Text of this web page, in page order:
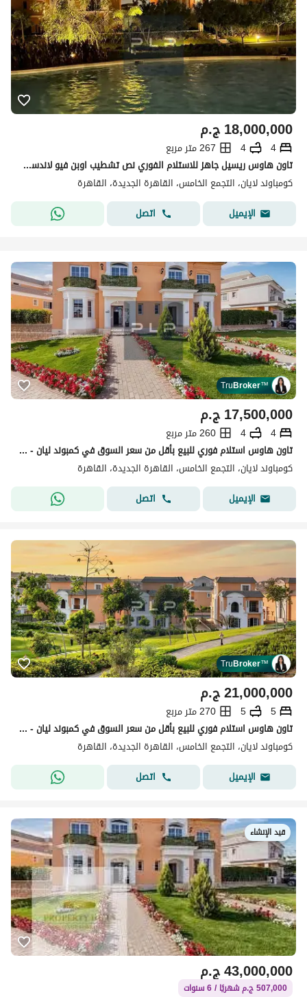
ج.م18,000,000
4
4
267 متر مربع
تاون هاوس ريسيل جاهز للاستلام الفوري نص تشطيب اوبن فيو لاندسكيب للبيع في كمبوند لايان صبور باقل سعر ف السوق
كومباوند لايان، التجمع الخامس، القاهرة الجديدة، القاهرة
الإيميل
اتصل
TruBroker™
ج.م17,500,000
4
4
260 متر مربع
تاون هاوس استلام فوري للبيع بأقل من سعر السوق في كمبوند ليان - التجمع الخامس
كومباوند لايان، التجمع الخامس، القاهرة الجديدة، القاهرة
الإيميل
اتصل
TruBroker™
ج.م21,000,000
5
5
270 متر مربع
تاون هاوس استلام فوري للبيع بأقل من سعر السوق في كمبوند ليان - التجمع الخامس
كومباوند لايان، التجمع الخامس، القاهرة الجديدة، القاهرة
الإيميل
اتصل
قيد الإنشاء
ج.م43,000,000
507,000 ج.م شهريًا / 6 سنوات